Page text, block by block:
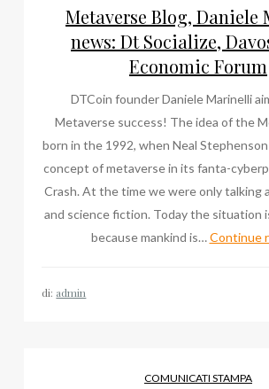
Metaverse Blog, Daniele
news: Dt Socialize,
Economic Forum
DTCoin founder Daniele Marinelli
Metaverse success! The idea of the
born in the 1992, when Neal
concept of metaverse in its fanta-
Crash. At the time we were only talking
and science fiction. Today the situation
because mankind is…Continue
di: admin
COMUNICATI STAMPA